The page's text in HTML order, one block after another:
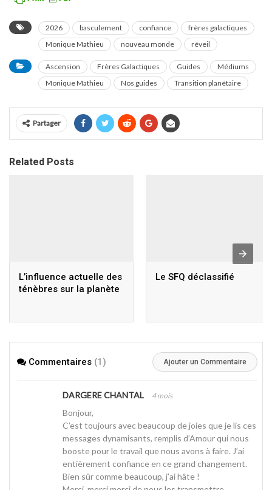
2026 basculement confiance
frères galactiques
Monique Mathieu
nouveau monde réveil
Ascension Frères Galactiques Guides
Médiums
Monique Mathieu
Nos guides Transition planétaire
Partager
Related Posts
L’influence actuelle des
ténèbres sur la planète
Le SFQ déclassifié
Commentaires (1) Ajouter un Commentaire
DARGERE CHANTAL 4 mois
Bonjour,
C’est toujours avec beaucoup de joies que je lis ces
messages dynamisants, remplis d’Amour qui nous
booste pour le travail que nous avons à faire. J’ai
entièrement confiance en ce grand changement.
Bien sûr comme beaucoup, j’ai hâte !